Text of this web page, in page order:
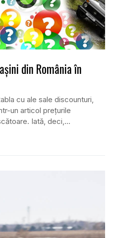
din România în
cu ale sale discounturi,
un articol prețurile
Iată, deci,...